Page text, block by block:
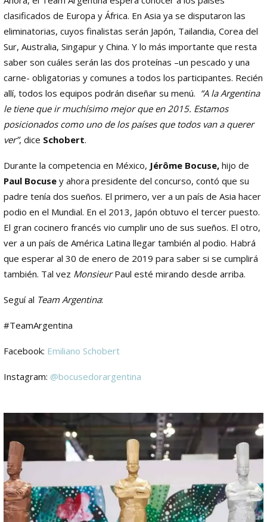
clasificados de Europa y África. En Asia ya se disputaron las
eliminatorias, cuyos finalistas serán Japón, Tailandia, Corea del
Sur, Australia, Singapur y China. Y lo más importante que resta
saber son cuáles serán las dos proteínas –un pescado y una
carne- obligatorias y comunes a todos los participantes. Recién
allí, todos los equipos podrán diseñar su menú. “A la Argentina
le tiene que ir muchísimo mejor que en 2015. Estamos
posicionados como uno de los países que todos van a querer
ver”, dice Schobert.
Durante la competencia en México, Jérôme Bocuse, hijo de
Paul Bocuse y ahora presidente del concurso, contó que su
padre tenía dos sueños. El primero, ver a un país de Asia hacer
podio en el Mundial. En el 2013, Japón obtuvo el tercer puesto.
El gran cocinero francés vio cumplir uno de sus sueños. El otro,
ver a un país de América Latina llegar también al podio. Habrá
que esperar al 30 de enero de 2019 para saber si se cumplirá
también. Tal vez MonsieurPaul esté mirando desde arriba.
Seguí al Team Argentina:
#TeamArgentina
Facebook: Emiliano Schobert
Instagram: @bocusedorargentina